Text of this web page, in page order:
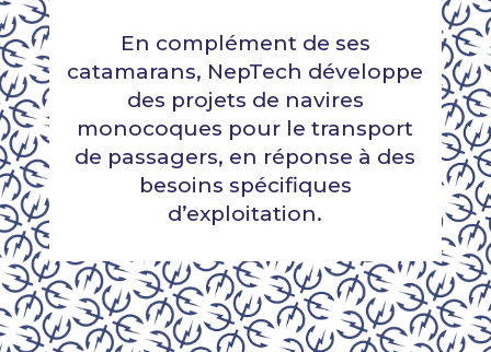
En complément de ses
catamarans, NepTech développe
des projets de navires
monocoques pour le transport
de passagers, en réponse à des
besoins spécifiques
d’exploitation.